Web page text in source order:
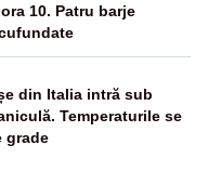
10. Patru barje
din Italia intră sub
Temperaturile se
grade